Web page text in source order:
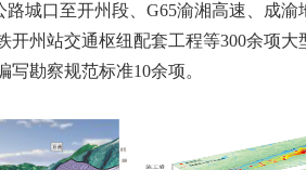
路城口至开州段、G65渝湘高速、成
开州站交通枢纽配套工程等300余项
写勘察规范标准10余项。